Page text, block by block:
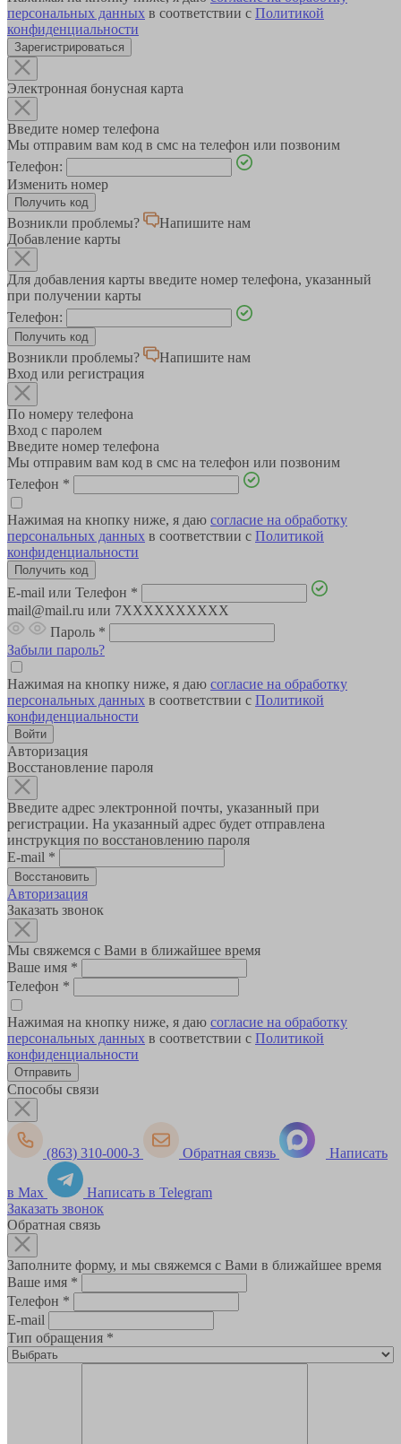
персональных данных в соответствии с Политикой
конфиденциальности
Зарегистрироваться
Электронная бонусная карта
Введите номер телефона
Мы отправим вам код в смс на телефон или позвоним
Телефон:
Изменить номер
Возникли проблемы?
Напишите нам
Добавление карты
Для добавления карты введите номер телефона, указанный
при получении карты
Телефон:
Возникли проблемы?
Напишите нам
Вход или регистрация
По номеру телефона
Вход с паролем
Введите номер телефона
Мы отправим вам код в смс на телефон или позвоним
Телефон *
Нажимая на кнопку ниже, я даю согласие на обработку
персональных данных в соответствии с Политикой
конфиденциальности
E-mail или Телефон *
mail@mail.ru или 7XXXXXXXXXX
Пароль *
Забыли пароль?
Нажимая на кнопку ниже, я даю согласие на обработку
персональных данных в соответствии с Политикой
конфиденциальности
Авторизация
Восстановление пароля
Введите адрес электронной почты, указанный при
регистрации. На указанный адрес будет отправлена
инструкция по восстановлению пароля
E-mail *
Авторизация
Заказать звонок
Мы свяжемся с Вами в ближайшее время
Ваше имя *
Телефон *
Нажимая на кнопку ниже, я даю согласие на обработку
персональных данных в соответствии с Политикой
конфиденциальности
Способы связи
(863) 310-000-3 Обратная связь Написать
в Max
Написать в Telegram
Заказать звонок
Обратная связь
Заполните форму, и мы свяжемся с Вами в ближайшее время
Ваше имя *
Телефон *
E-mail
Тип обращения *